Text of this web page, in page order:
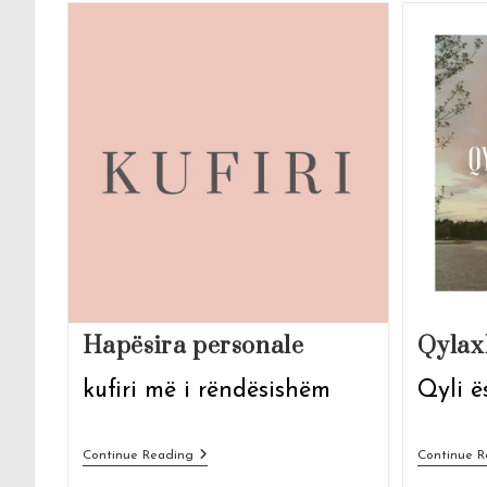
Hapësira personale
kufiri më i rëndësishëm
Continue ReadingHapësira
Personale
Qyli
Continue